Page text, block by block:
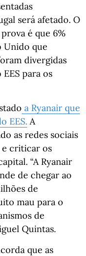
será afetado. O
é que 6%
Unido que
divergidas
para os
a Ryanair que
EES. A
as redes sociais
e criticar os
“A Ryanair
de chegar ao
de
mau para o
de
Quintas.
que as